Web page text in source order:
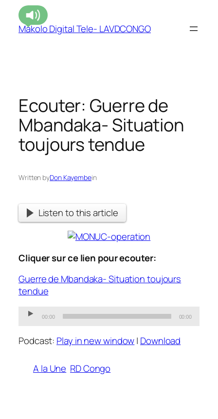
Makolo Digital Tele- LAVDCONGO
Ecouter: Guerre de
Mbandaka- Situation
toujours tendue
Written byDon Kayembein
Listen to this article
Cliquer sur ce lien pour ecouter:
Guerre de Mbandaka- Situation toujours
tendue
Audio
00:00 00:00
Podcast: Play in new window| Download
A la Une RD Congo